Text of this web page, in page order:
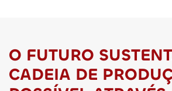
O FUTURO
CADEIA DE